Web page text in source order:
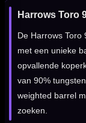
Harrows Toro
De Harrows Toro
met een unieke
opvallende
van 90%
weighted barrel
zoeken.